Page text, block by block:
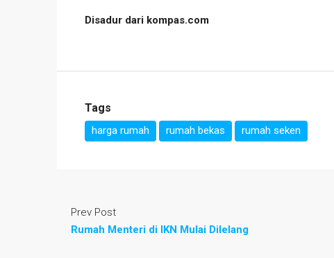
Disadur dari kompas.com
Tags
harga rumah rumah bekas rumah seken
Prev Post
Rumah Menteri di IKN Mulai Dilelang